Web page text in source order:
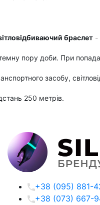
браслет -
пору доби. При
засобу,
250 метрів.
+38 (095) 881-
+38 (073) 667-